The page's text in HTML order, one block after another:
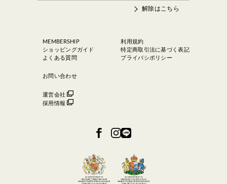
解除はこちら
MEMBERSHIP
ショッピングガイド
よくある質問
お問い合わせ
運営会社
採用情報
利用規約
特定商取引法に基づく表記
プライバシポリシー